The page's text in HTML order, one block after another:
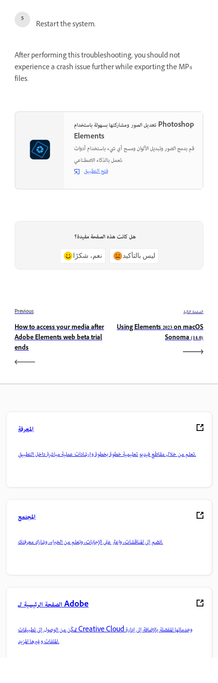
Restart the system.
After performing this troubleshooting, you should not
experience a crash issue further while exporting the MP4
files.
تعديل الصور ومشاركتها بسهولة باستخدام Photoshop
Elements
قم بدمج الصور وتبديل الألوان ومسح أي شيء باستخدام أدوات
تعمل بالذكاء الاصطناعي.
فتح التطبيق
هل كانت هذه الصفحة مفيدة؟
نعم، شكرًا ليس بالتأكيد
Previous
How to access your media after
Adobe Elements web beta trial
ends
الصفحة التالية
Using Elements 2023 on macOS
Sonoma (14.0)
المعرفة
تعلم من خلال مقاطع فيديو تعليمية خطوة بخطوة وإرشادات عملية مباشرة داخل التطبيق.
المجتمع
انضم إلى المناقشات، واعثر على الإجابات، وتعلم من الخبراء، وشارك معرفتك.
الصفحة الرئيسية لـ Adobe
تمكّن من الوصول إلى تطبيقات Creative Cloud وخدماتها المفضلة بالإضافة إلى إدارة
الملفات وغيرها المزيد.